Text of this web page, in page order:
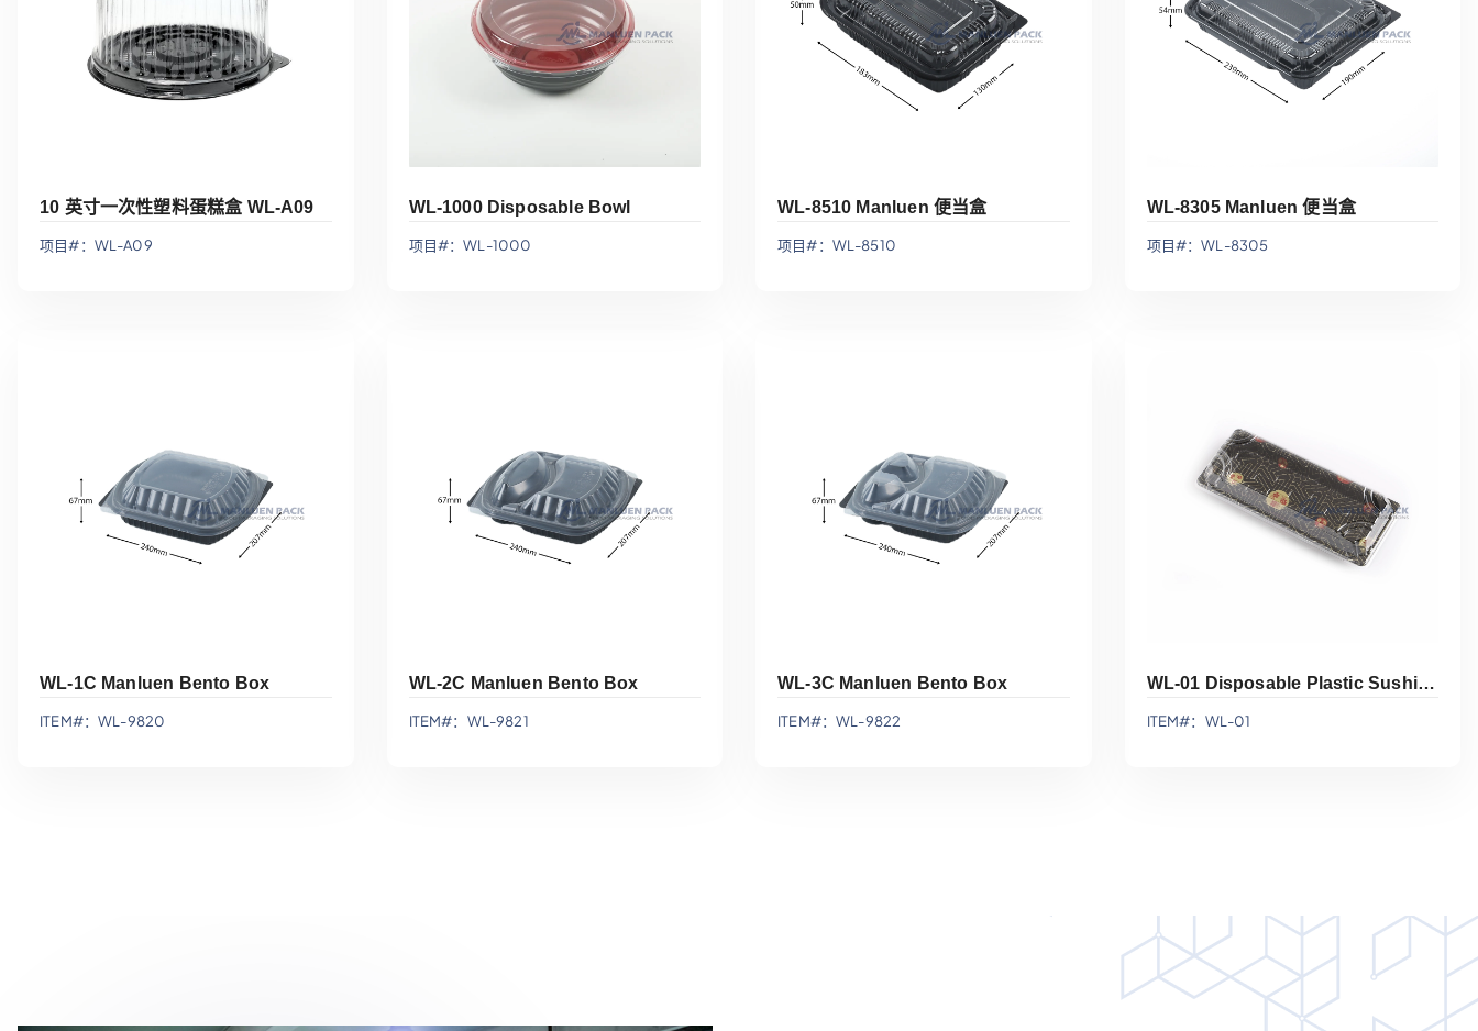
添加到报价
10 英寸一次性塑料蛋糕盒 WL-A09
项目#：WL-A09
添加到报价
WL-1000 Disposable Bowl
项目#：WL-1000
添加到报价
WL-8510 Manluen 便当盒
项目#：WL-8510
添加到报价
WL-8305 Manluen 便当盒
项目#：WL-8305
WL-1C Manluen Bento Box
ITEM#：WL-9820
WL-2C Manluen Bento Box
ITEM#：WL-9821
WL-3C Manluen Bento Box
ITEM#：WL-9822
WL-01 Disposable Plastic Sushi Display Tray With Lid
ITEM#：WL-01